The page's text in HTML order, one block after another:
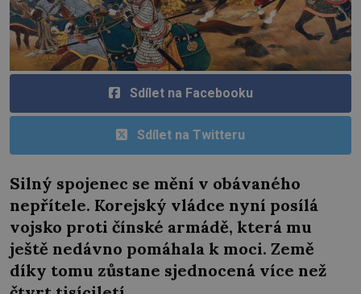
Sdílet na Facebooku
Sdílet na Twitteru
Silný spojenec se mění v obávaného
nepřítele. Korejský vládce nyní posílá
vojsko proti čínské armádě, která mu
ještě nedávno pomáhala k moci. Země
díky tomu zůstane sjednocená více než